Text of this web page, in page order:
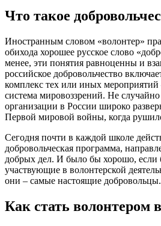
Что такое
Иностранным словом «волонтер»
обихода хорошее русское слово
менее, эти понятия равноценны и
российское добровольчество
комплекс тех или иных мероприятий
система мировоззрений. Не
организации в России широко
Первой мировой войны, когда
Сегодня почти в каждой школе
добровольческая программа,
добрых дел. И было бы хорошо,
участвующие в волонтерской
они – самые настоящие добровольцы.
Как стать волонтером